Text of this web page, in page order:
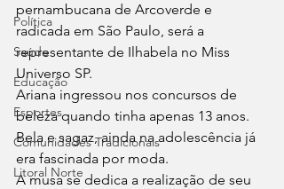
Política
Saúde
Educação
Esportes
Comunidades Tradicionais
Litoral Norte
pernambucana de Arcoverde e
radicada em São Paulo, será a
representante de Ilhabela no Miss
Universo SP.
Ariana ingressou nos concursos de
beleza quando tinha apenas 13 anos.
Bela e sagaz, ainda na adolescência já
era fascinada por moda.
A musa se dedica a realização de seu